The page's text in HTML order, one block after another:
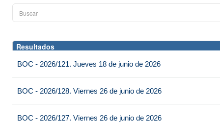
Resultados
BOC - 2026/121. Jueves 18 de junio de 2026
BOC - 2026/128. Viernes 26 de junio de 2026
BOC - 2026/127. Viernes 26 de junio de 2026